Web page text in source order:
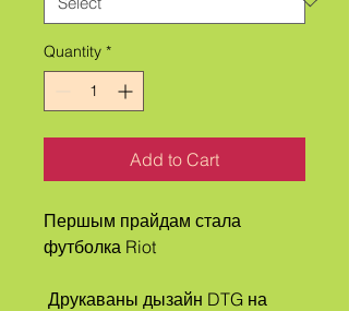
Quantity *
Add to Cart
Першым прайдам стала
футболка Riot